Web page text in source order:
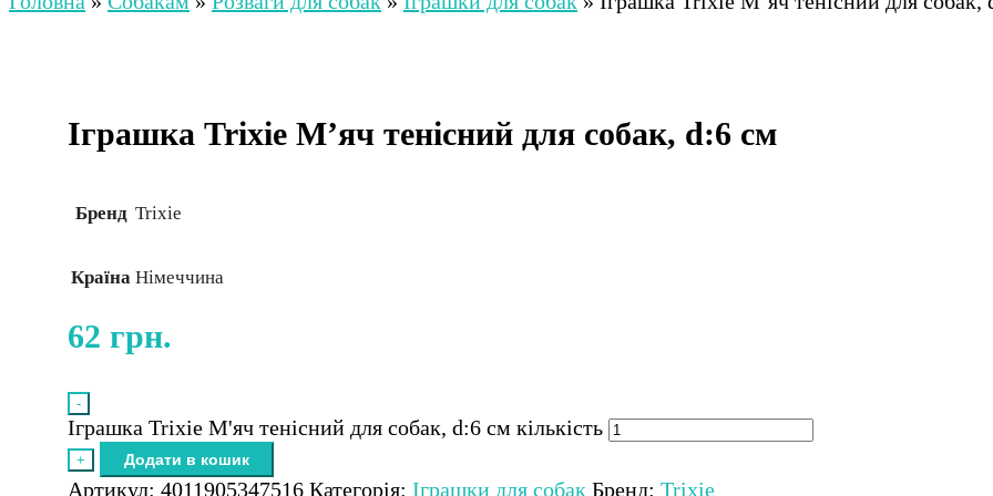
Іграшка Trixie М’яч тенісний для собак, d:6 см
Бренд Trixie
Країна Німеччина
62грн.
-
Іграшка Trixie М'яч тенісний для собак, d:6 см кількість
+ Додати в кошик
Артикул:4011905347516 Категорія:Іграшки для собак Бренд:Trixie